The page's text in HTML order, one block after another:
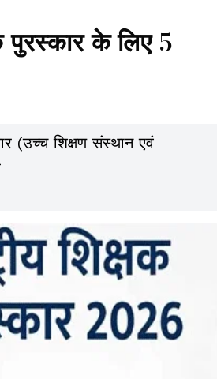
के लिए 5
(उच्च शिक्षण संस्थान एवं